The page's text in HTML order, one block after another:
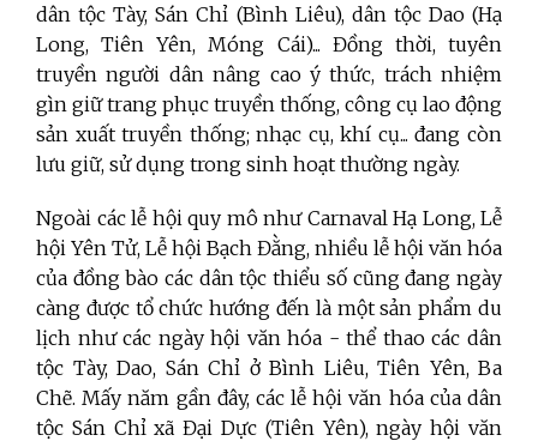
dân tộc Tày, Sán Chỉ (Bình Liêu), dân tộc Dao (Hạ
Long, Tiên Yên, Móng Cái)... Đồng thời, tuyên
truyền người dân nâng cao ý thức, trách nhiệm
gìn giữ trang phục truyền thống, công cụ lao động
sản xuất truyền thống; nhạc cụ, khí cụ... đang còn
lưu giữ, sử dụng trong sinh hoạt thường ngày.
Ngoài các lễ hội quy mô như Carnaval Hạ Long, Lễ
hội Yên Tử, Lễ hội Bạch Đằng, nhiều lễ hội văn hóa
của đồng bào các dân tộc thiểu số cũng đang ngày
càng được tổ chức hướng đến là một sản phẩm du
lịch như các ngày hội văn hóa - thể thao các dân
tộc Tày, Dao, Sán Chỉ ở Bình Liêu, Tiên Yên, Ba
Chẽ. Mấy năm gần đây, các lễ hội văn hóa của dân
tộc Sán Chỉ xã Đại Dực (Tiên Yên), ngày hội văn